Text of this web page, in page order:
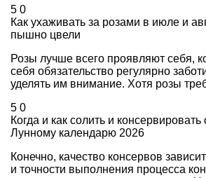
5 0
Как ухаживать за розами в июле и
пышно цвели
Розы лучше всего проявляют себя,
себя обязательство регулярно
уделять им внимание. Хотя розы
5 0
Когда и как солить и
Лунному календарю 2026
Конечно, качество консервов
и точности выполнения процесса